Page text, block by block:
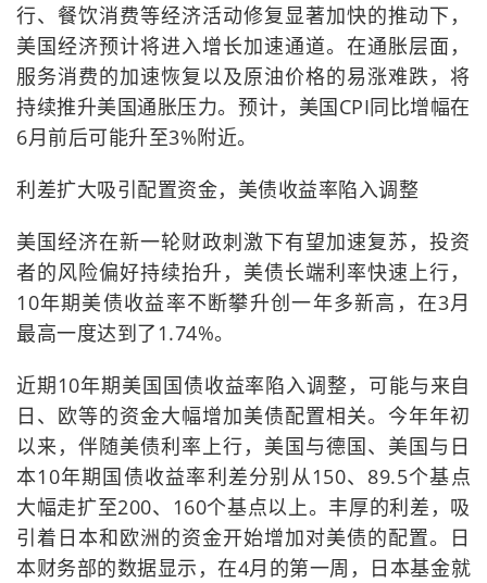
行、餐饮消费等经济活动修复显著加快的推动下，
美国经济预计将进入增长加速通道。在通胀层面，
服务消费的加速恢复以及原油价格的易涨难跌，将
持续推升美国通胀压力。预计，美国CPI同比增幅在
6月前后可能升至3%附近。
利差扩大吸引配置资金，美债收益率陷入调整
美国经济在新一轮财政刺激下有望加速复苏，投资
者的风险偏好持续抬升，美债长端利率快速上行，
10年期美债收益率不断攀升创一年多新高，在3月
最高一度达到了1.74%。
近期10年期美国国债收益率陷入调整，可能与来自
日、欧等的资金大幅增加美债配置相关。今年年初
以来，伴随美债利率上行，美国与德国、美国与日
本10年期国债收益率利差分别从150、89.5个基点
大幅走扩至200、160个基点以上。丰厚的利差，吸
引着日本和欧洲的资金开始增加对美债的配置。日
本财务部的数据显示，在4月的第一周，日本基金就